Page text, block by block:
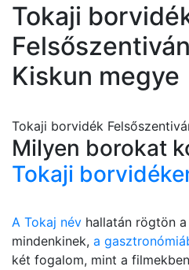
Tokaji
Kiskun megye
Tokaji borvidék
Milyen borokat
Tokaji
A Tokaj név hallatán rögtön
mindenkinek, a
két fogalom, mint a